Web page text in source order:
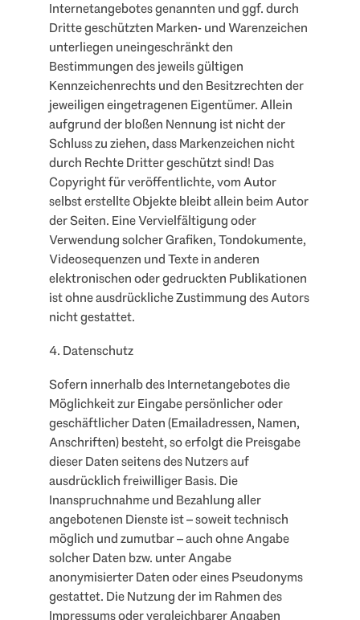
Internetangebotes genannten und ggf. durch
Dritte geschützten Marken- und Warenzeichen
unterliegen uneingeschränkt den
Bestimmungen des jeweils gültigen
Kennzeichenrechts und den Besitzrechten der
jeweiligen eingetragenen Eigentümer. Allein
aufgrund der bloßen Nennung ist nicht der
Schluss zu ziehen, dass Markenzeichen nicht
durch Rechte Dritter geschützt sind! Das
Copyright für veröffentlichte, vom Autor
selbst erstellte Objekte bleibt allein beim Autor
der Seiten. Eine Vervielfältigung oder
Verwendung solcher Grafiken, Tondokumente,
Videosequenzen und Texte in anderen
elektronischen oder gedruckten Publikationen
ist ohne ausdrückliche Zustimmung des Autors
nicht gestattet.
4. Datenschutz
Sofern innerhalb des Internetangebotes die
Möglichkeit zur Eingabe persönlicher oder
geschäftlicher Daten (Emailadressen, Namen,
Anschriften) besteht, so erfolgt die Preisgabe
dieser Daten seitens des Nutzers auf
ausdrücklich freiwilliger Basis. Die
Inanspruchnahme und Bezahlung aller
angebotenen Dienste ist – soweit technisch
möglich und zumutbar – auch ohne Angabe
solcher Daten bzw. unter Angabe
anonymisierter Daten oder eines Pseudonyms
gestattet. Die Nutzung der im Rahmen des
Impressums oder vergleichbarer Angaben